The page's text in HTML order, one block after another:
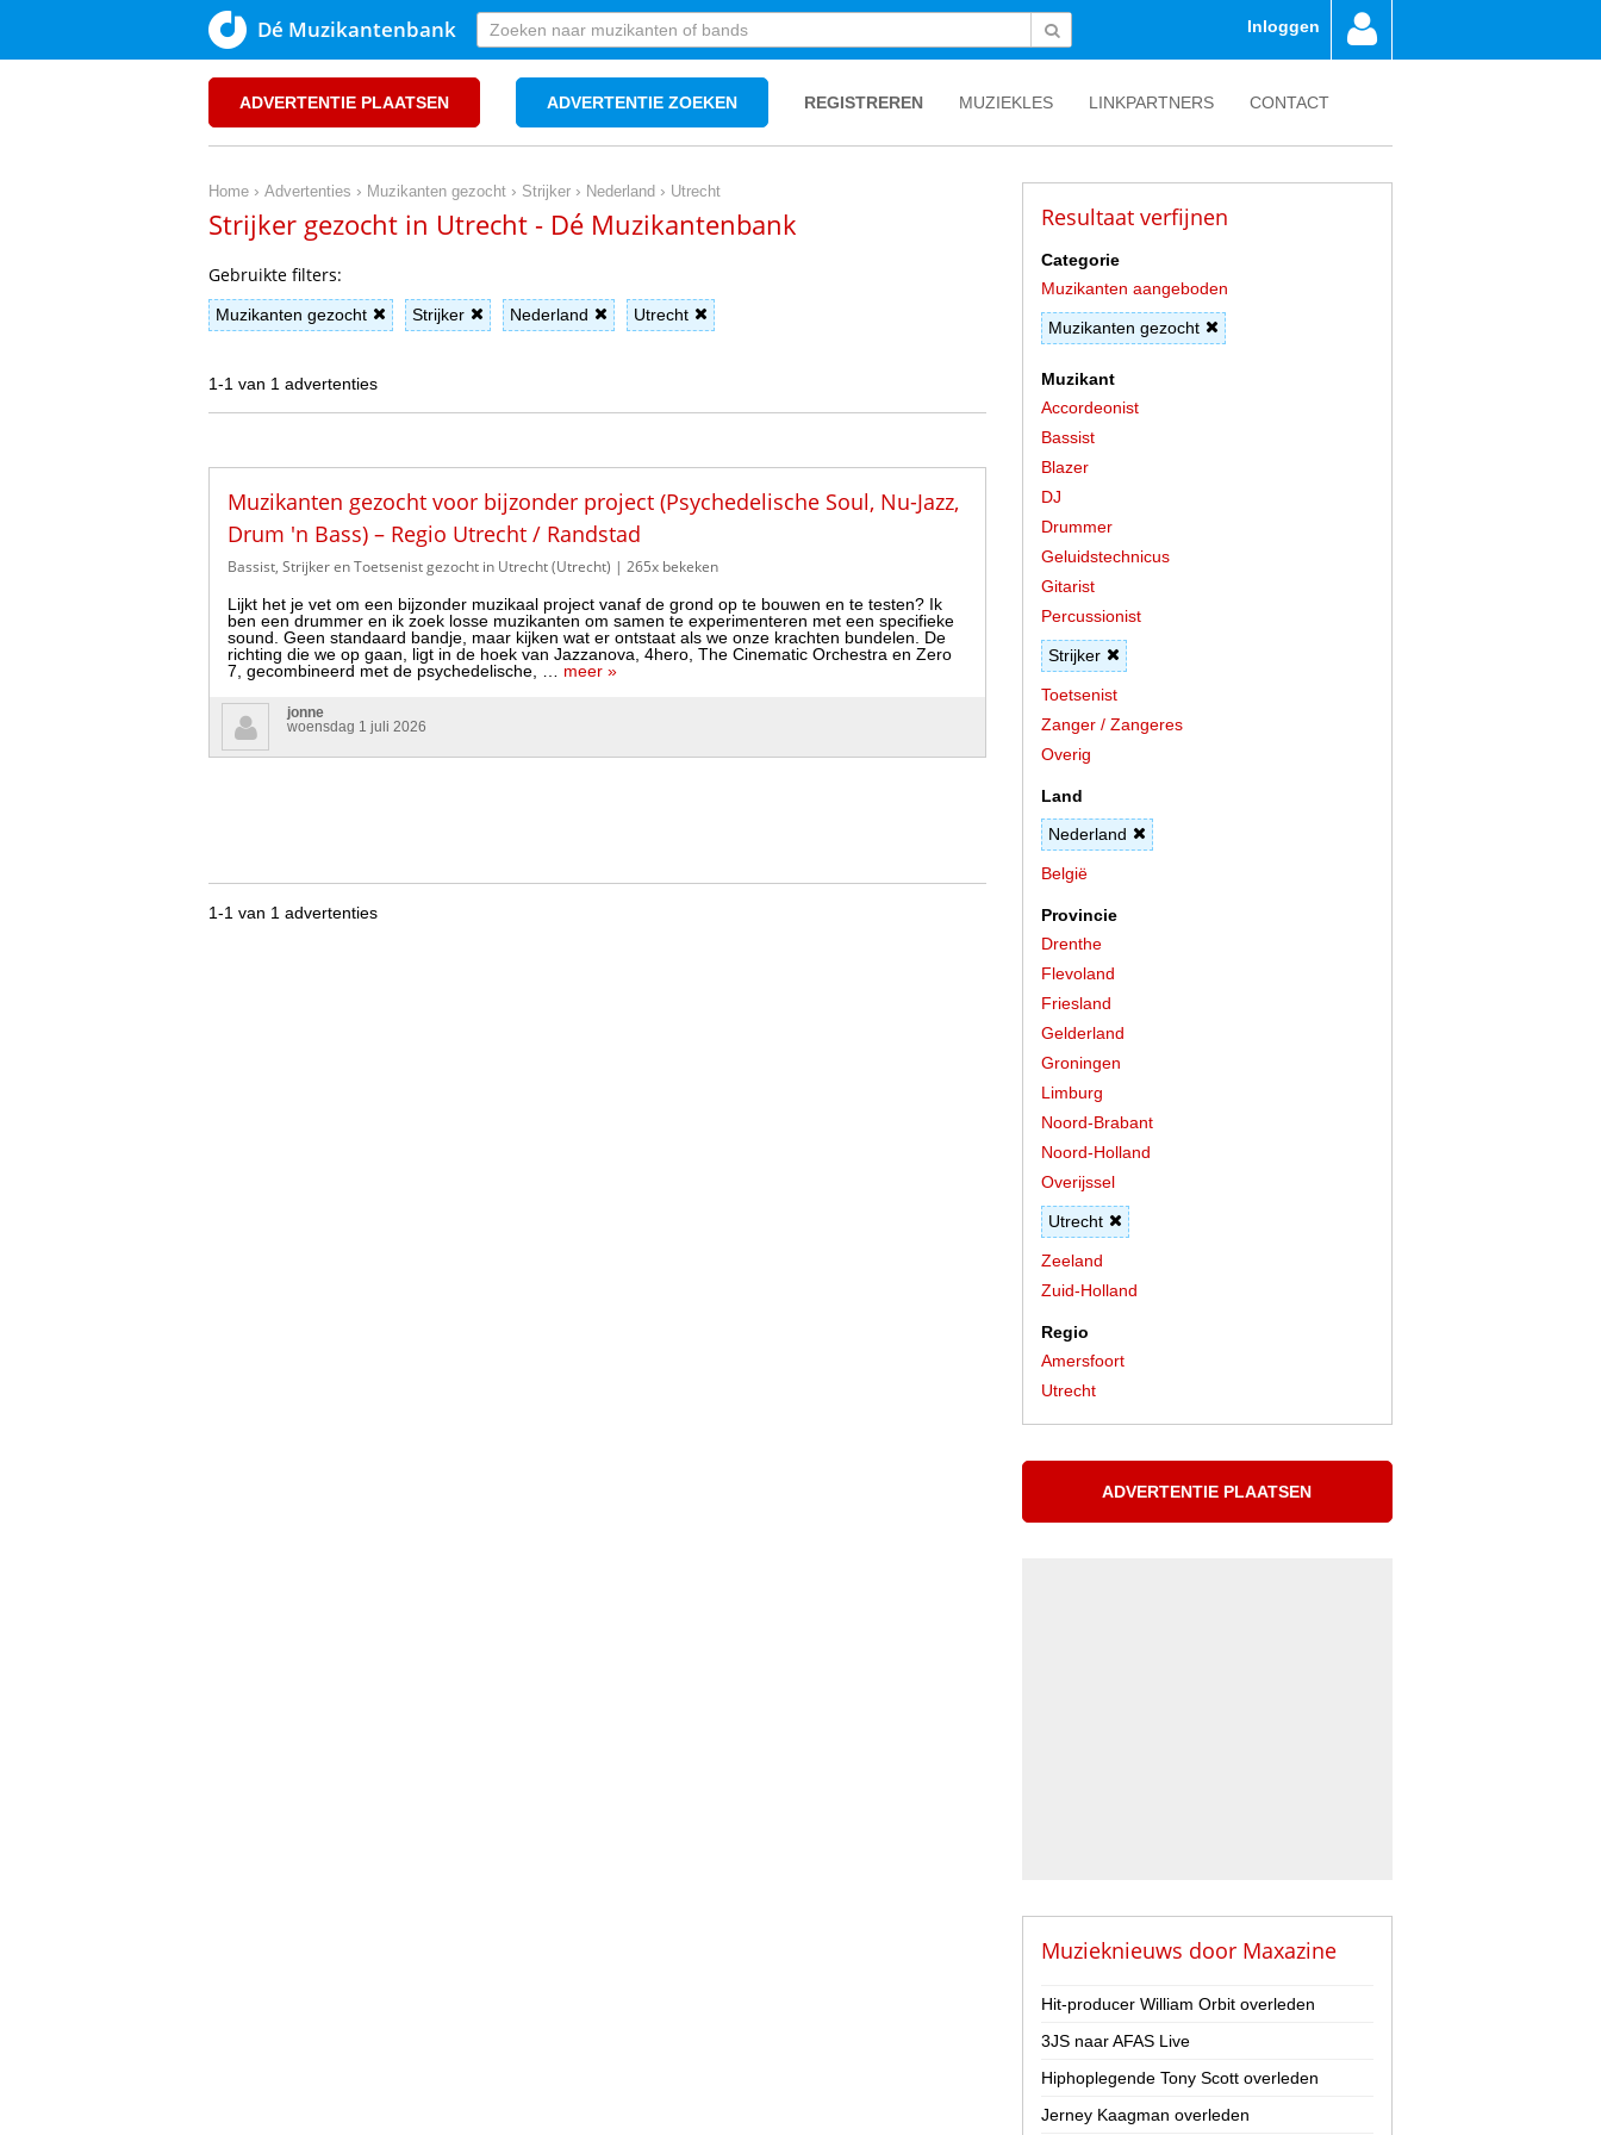
Dé Muzikantenbank Inloggen
ADVERTENTIE PLAATSEN ADVERTENTIE ZOEKEN REGISTREREN MUZIEKLES LINKPARTNERS CONTACT
Home › Advertenties › Muzikanten gezocht › Strijker › Nederland › Utrecht
Strijker gezocht in Utrecht - Dé Muzikantenbank
Gebruikte filters:
Muzikanten gezocht Strijker Nederland Utrecht
1-1 van 1 advertenties
Muzikanten gezocht voor bijzonder project (Psychedelische Soul, Nu-Jazz,
Drum 'n Bass) – Regio Utrecht / Randstad
Bassist, Strijker en Toetsenist gezocht in Utrecht (Utrecht) | 265x bekeken
Lijkt het je vet om een bijzonder muzikaal project vanaf de grond op te bouwen en te testen? Ik
ben een drummer en ik zoek losse muzikanten om samen te experimenteren met een specifieke
sound. Geen standaard bandje, maar kijken wat er ontstaat als we onze krachten bundelen. De
richting die we op gaan, ligt in de hoek van Jazzanova, 4hero, The Cinematic Orchestra en Zero
7, gecombineerd met de psychedelische, … meer »
jonne
woensdag 1 juli 2026
1-1 van 1 advertenties
Resultaat verfijnen
Categorie
Muzikanten aangeboden
Muzikanten gezocht
Muzikant
Accordeonist
Bassist
Blazer
DJ
Drummer
Geluidstechnicus
Gitarist
Percussionist
Strijker
Toetsenist
Zanger / Zangeres
Overig
Land
Nederland
België
Provincie
Drenthe
Flevoland
Friesland
Gelderland
Groningen
Limburg
Noord-Brabant
Noord-Holland
Overijssel
Utrecht
Zeeland
Zuid-Holland
Regio
Amersfoort
Utrecht
ADVERTENTIE PLAATSEN
Muzieknieuws door Maxazine
Hit-producer William Orbit overleden
3JS naar AFAS Live
Hiphoplegende Tony Scott overleden
Jerney Kaagman overleden